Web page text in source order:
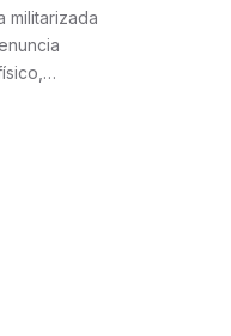
militarizada